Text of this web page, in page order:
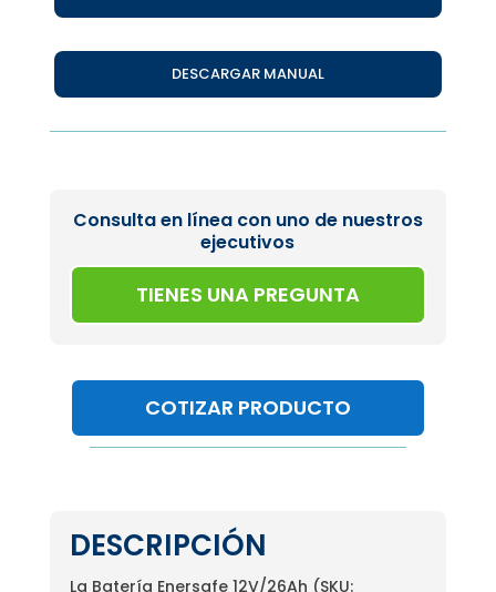
DESCARGAR MANUAL
Consulta en línea con uno de nuestros
ejecutivos
TIENES UNA PREGUNTA
COTIZAR PRODUCTO
DESCRIPCIÓN
La Batería Enersafe 12V/26Ah (SKU: